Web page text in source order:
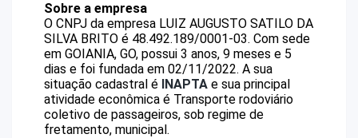
Sobre a empresa
O CNPJ da empresa LUIZ AUGUSTO SATILO DA
SILVA BRITO é 48.492.189/0001-03. Com sede
em GOIANIA, GO, possui 3 anos, 9 meses e 5
dias e foi fundada em 02/11/2022. A sua
situação cadastral é INAPTA e sua principal
atividade econômica é Transporte rodoviário
coletivo de passageiros, sob regime de
fretamento, municipal.